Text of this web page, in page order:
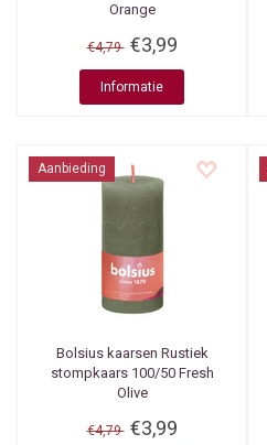
Orange
€4,79 €3,99
Informatie
Aanbieding
Bolsius kaarsen Rustiek
stompkaars 100/50 Fresh
Olive
€4,79 €3,99